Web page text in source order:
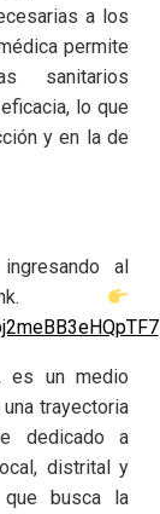
a los
permite
sanitarios
lo que
y en la de
al
link.
es un medio
trayectoria
dedicado a
distrital y
que busca la